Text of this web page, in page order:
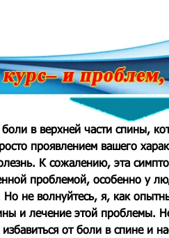
в верхней части спины,
проявлением вашего
К сожалению, эта
проблемой, особенно у
не волнуйтесь, я, как
и лечение этой проблемы.
от боли в спине и